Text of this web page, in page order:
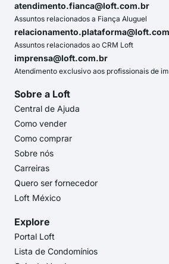
atendimento.fianca@loft.com.br
Assuntos relacionados a Fiança Aluguel
Assuntos relacionados ao CRM Loft
imprensa@loft.com.br
Atendimento exclusivo aos profissionais de
Sobre a Loft
Central de Ajuda
Como vender
Como comprar
Sobre nós
Carreiras
Quero ser fornecedor
Loft México
Explore
Portal Loft
Lista de Condomínios